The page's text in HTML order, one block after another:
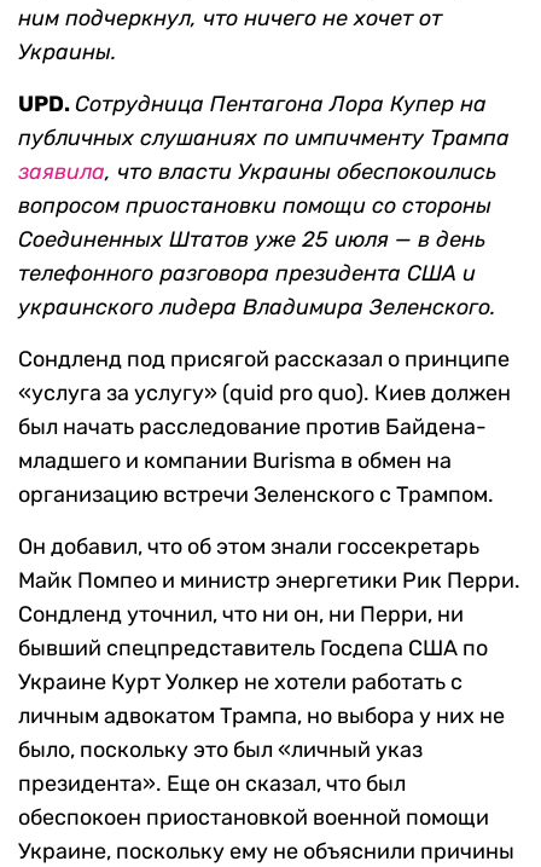
ним подчеркнул, что ничего не хочет от
Украины.
UPD.Сотрудница Пентагона Лора Купер на
публичных слушаниях по импичменту Трампа
заявила, что власти Украины обеспокоились
вопросом приостановки помощи со стороны
Соединенных Штатов уже 25 июля — в день
телефонного разговора президента США и
украинского лидера Владимира Зеленского.
Сондленд под присягой рассказал о принципе
«услуга за услугу» (quid pro quo). Киев должен
был начать расследование против Байдена-
младшего и компании Burisma в обмен на
организацию встречи Зеленского с Трампом.
Он добавил, что об этом знали госсекретарь
Майк Помпео и министр энергетики Рик Перри.
Сондленд уточнил, что ни он, ни Перри, ни
бывший спецпредставитель Госдепа США по
Украине Курт Уолкер не хотели работать с
личным адвокатом Трампа, но выбора у них не
было, поскольку это был «личный указ
президента». Еще он сказал, что был
обеспокоен приостановкой военной помощи
Украине, поскольку ему не объяснили причины